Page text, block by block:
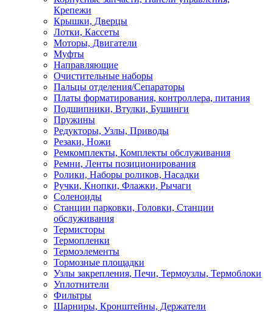
Крепежи
Крышки, Дверцы
Лотки, Кассеты
Моторы, Двигатели
Муфты
Направляющие
Очистительные наборы
Пальцы отделения/Сепараторы
Платы форматирования, контроллера, питания
Подшипники, Втулки, Бушинги
Пружины
Редукторы, Узлы, Приводы
Резаки, Ножи
Ремкомплекты, Комплекты обслуживания
Ремни, Ленты позиционирования
Ролики, Наборы роликов, Насадки
Ручки, Кнопки, Флажки, Рычаги
Соленоиды
Станции парковки, Головки, Станции
обслуживания
Термисторы
Термопленки
Термоэлементы
Тормозные площадки
Узлы закрепления, Печи, Термоузлы, Термоблоки
Уплотнители
Фильтры
Шарниры, Кронштейны, Держатели